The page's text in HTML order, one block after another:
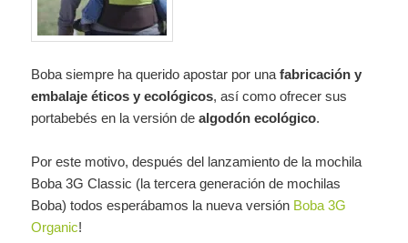
Boba siempre ha querido apostar por una fabricación y
embalaje éticos y ecológicos, así como ofrecer sus
portabebés en la versión dealgodón ecológico.
Por este motivo, después del lanzamiento de la mochila
Boba 3G Classic (la tercera generación de mochilas
Boba) todos esperábamos la nueva versión Boba 3G
Organic!